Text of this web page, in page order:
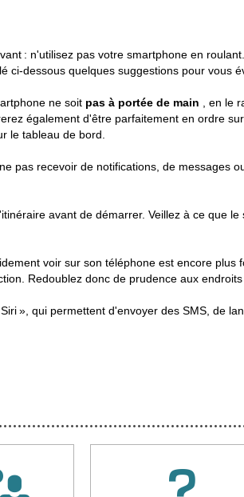
: n'utilisez pas votre smartphone en
ci-dessous quelques suggestions pour vous
ne soit pas à portée de main
, en le
également d'être parfaitement en ordre
le tableau de bord.
pas recevoir de notifications, de messages
avant de démarrer. Veillez à ce que
voir sur son téléphone est encore
Redoublez donc de prudence aux
», qui permettent d'envoyer des SMS, de